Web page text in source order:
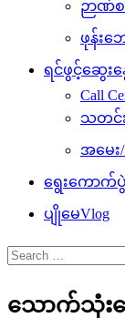
ဉာဏ်
ဖုန်းဘ
ရင်ဖွင့်ဆွေးနွ
Call
သတင်း
အမေး
ရွေးကောက်
ပျိုမေVlog
Search
for:
သောက်သုံးရ